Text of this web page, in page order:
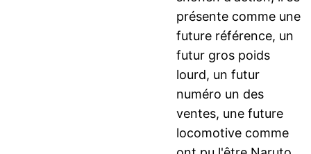
présente comme une
future référence, un
futur gros poids
lourd, un futur
numéro un des
ventes, une future
locomotive comme